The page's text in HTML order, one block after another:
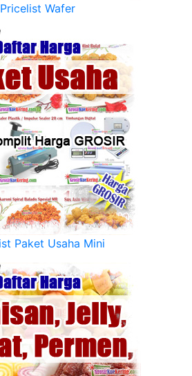
Pricelist Wafer
Paket Usaha Mini